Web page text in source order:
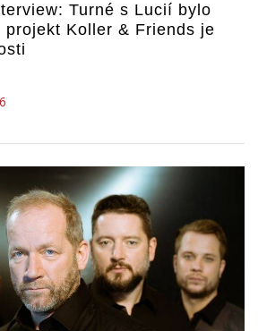
Turné s Lucií bylo
Koller & Friends je